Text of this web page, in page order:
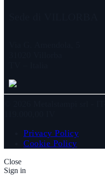
Privacy Policy
Cookie Policy
Close
Sign in